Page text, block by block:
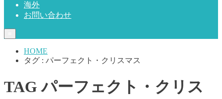
海外
お問い合わせ
HOME
タグ : パーフェクト・クリスマス
TAG パーフェクト・クリス